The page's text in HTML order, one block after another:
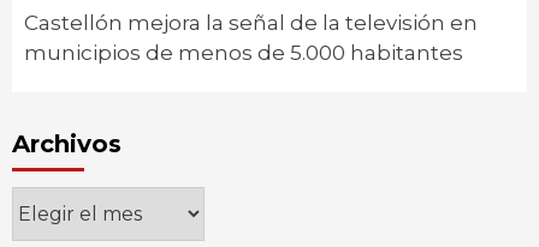
Castellón mejora la señal de la televisión en
municipios de menos de 5.000 habitantes
Archivos
Archivos